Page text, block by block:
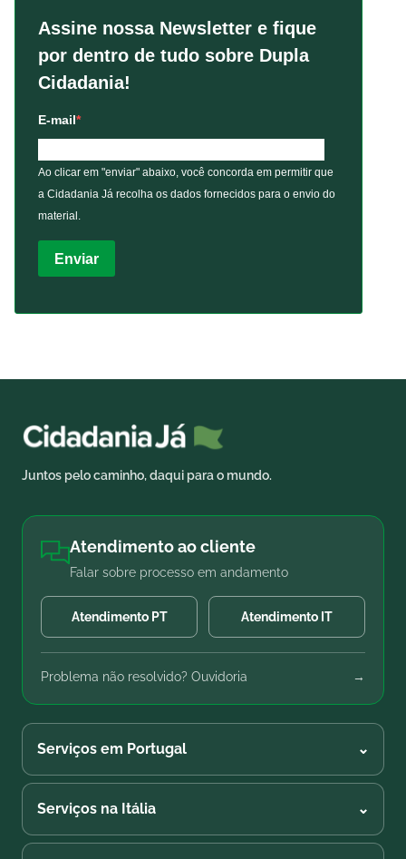
Assine nossa Newsletter e fique
por dentro de tudo sobre Dupla
Cidadania!
E-mail
Ao clicar em "enviar" abaixo, você concorda em permitir que
a Cidadania Já recolha os dados fornecidos para o envio do
material.
Enviar
Juntos pelo caminho, daqui para o mundo.
Atendimento ao cliente
Falar sobre processo em andamento
Atendimento PT Atendimento IT
Problema não resolvido? Ouvidoria →
Serviços em Portugal ⌄
Serviços na Itália ⌄